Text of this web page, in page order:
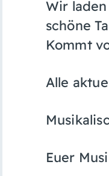
Wir
schöne
Kommt
Alle
Euer